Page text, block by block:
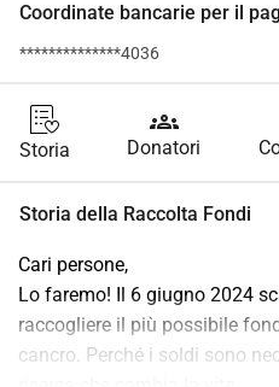
Coordinate bancarie per il
**************4036
Storia
groups
Donatori
Storia della Raccolta Fondi
Cari persone,
Lo faremo! Il 6 giugno 2024
raccogliere il più possibile
cancro. Perché i soldi sono